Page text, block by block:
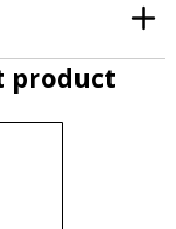
heeft een
Dankzij de IP67
te maken over
een sterke
product